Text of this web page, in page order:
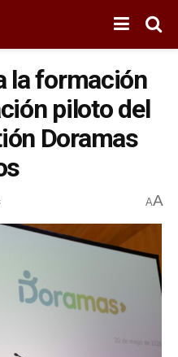
la formación
piloto del
Doramas
AA